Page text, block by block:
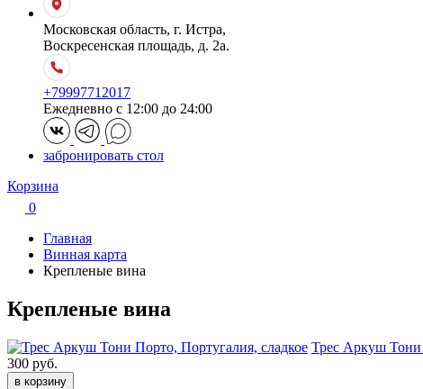
Московская область, г. Истра,
Воскресенская площадь, д. 2а.
+79997712017
Ежедневно с 12:00 до 24:00
забронировать стол
Корзина
0
Главная
Винная карта
Крепленые вина
Крепленые вина
Трес Аркуш Тони
300 руб.
в корзину